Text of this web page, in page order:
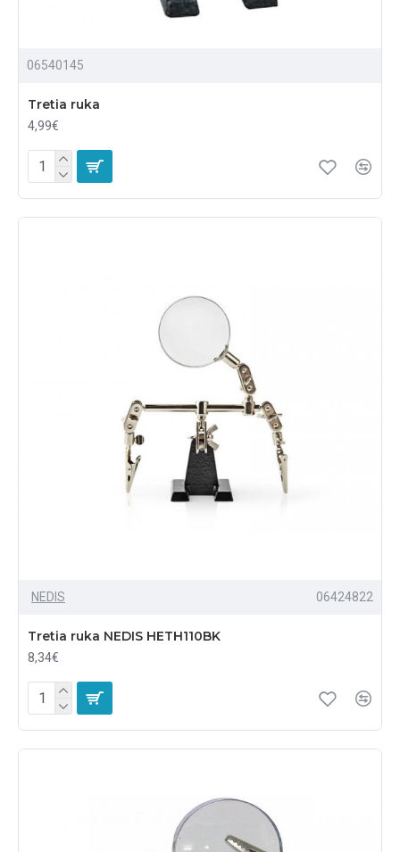
06540145
Tretia ruka
4,99€
NEDIS 06424822
Tretia ruka NEDIS HETH110BK
8,34€